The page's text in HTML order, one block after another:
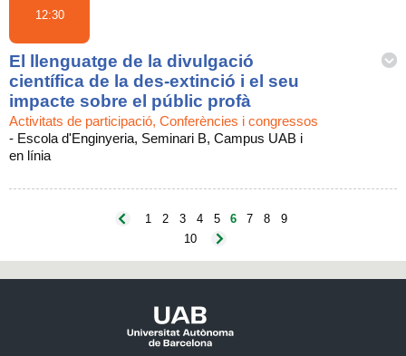
12:30
El llenguatge de la divulgació
científica de la des-extinció i el seu
impacte sobre el públic profà
Activitats de participació, Conferències i congressos
- Escola d'Enginyeria, Seminari B, Campus UAB i
en línia
1 2 3 4 5 6 7 8
9
10